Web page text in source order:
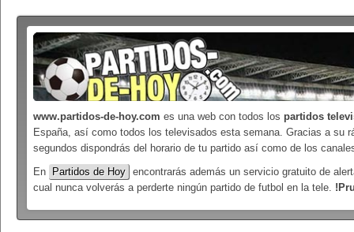
www.partidos-de-hoy.com es una web con todos los partidos
España, así como todos los televisados esta semana. Gracias a su
segundos dispondrás del horario de tu partido así como de los
En
Partidos de Hoy
encontrarás además un servicio gratuito de
cual nunca volverás a perderte ningún partido de futbol en la tele.